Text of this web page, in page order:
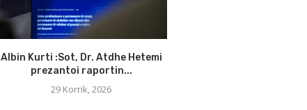
Albin Kurti :Sot, Dr. Atdhe Hetemi
prezantoi raportin...
29 Korrik, 2026